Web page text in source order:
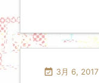
 3月 6, 2017